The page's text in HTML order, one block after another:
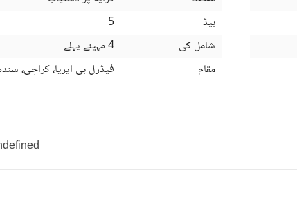
بیڈ
5
شامل کی
4 مہینے پہلے
مقام
فیڈرل بی ایریا، کراچی،